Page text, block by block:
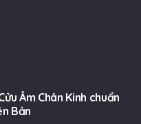
Âm Chân Kinh chuẩn
Bản